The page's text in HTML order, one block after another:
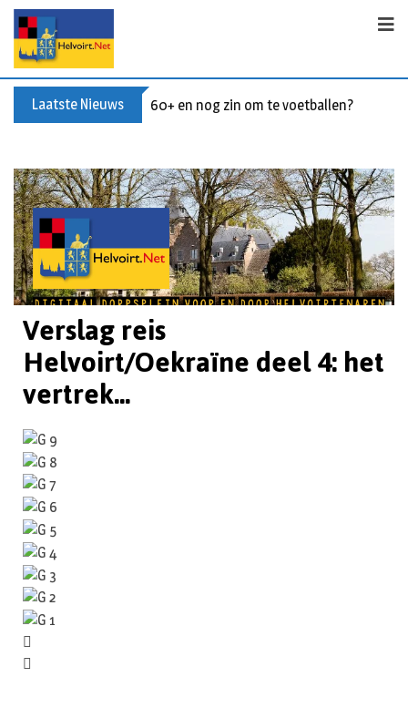
Laatste Nieuws Buxusplanten in brand in Biezenmortel,
Verslag reis
Helvoirt/Oekraïne deel 4: het
vertrek...